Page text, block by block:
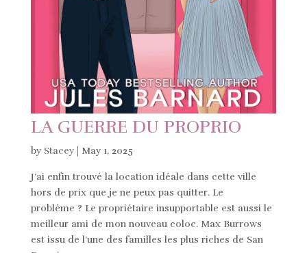
LA GUERRE DU PROPRIO
by Stacey| May 1, 2025
J’ai enfin trouvé la location idéale dans cette ville
hors de prix que je ne peux pas quitter. Le
problème ? Le propriétaire insupportable est aussi le
meilleur ami de mon nouveau coloc. Max Burrows
est issu de l’une des familles les plus riches de San